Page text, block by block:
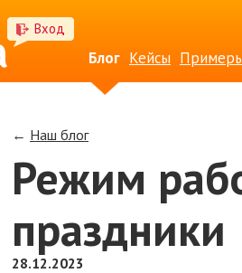
Вход
Блог Кейсы
← Наш блог
Режим
праздники
28.12.2023